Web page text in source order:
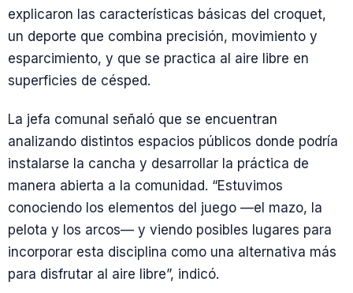
explicaron las características básicas del croquet,
un deporte que combina precisión, movimiento y
esparcimiento, y que se practica al aire libre en
superficies de césped.
La jefa comunal señaló que se encuentran
analizando distintos espacios públicos donde podría
instalarse la cancha y desarrollar la práctica de
manera abierta a la comunidad. “Estuvimos
conociendo los elementos del juego —el mazo, la
pelota y los arcos— y viendo posibles lugares para
incorporar esta disciplina como una alternativa más
para disfrutar al aire libre”, indicó.